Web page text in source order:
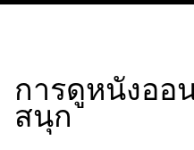
การดูหนังออ
สนุก